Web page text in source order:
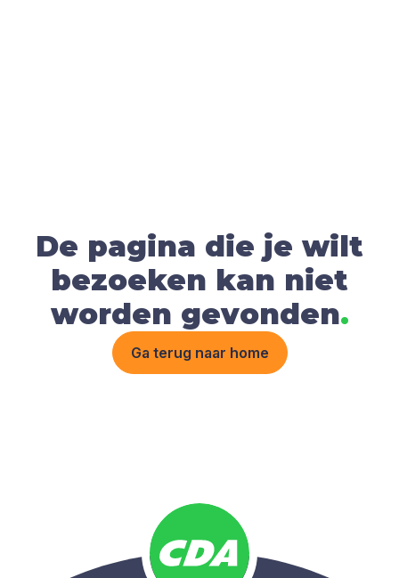
De pagina die je wilt
bezoeken kan niet
worden gevonden.
Ga terug naar home